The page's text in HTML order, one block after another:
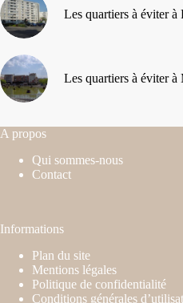
Les quartiers à éviter
Les quartiers à éviter
A propos
Qui sommes-nous
Contact
Informations
Plan du site
Mentions légales
Politique de confidentialité
Conditions générales